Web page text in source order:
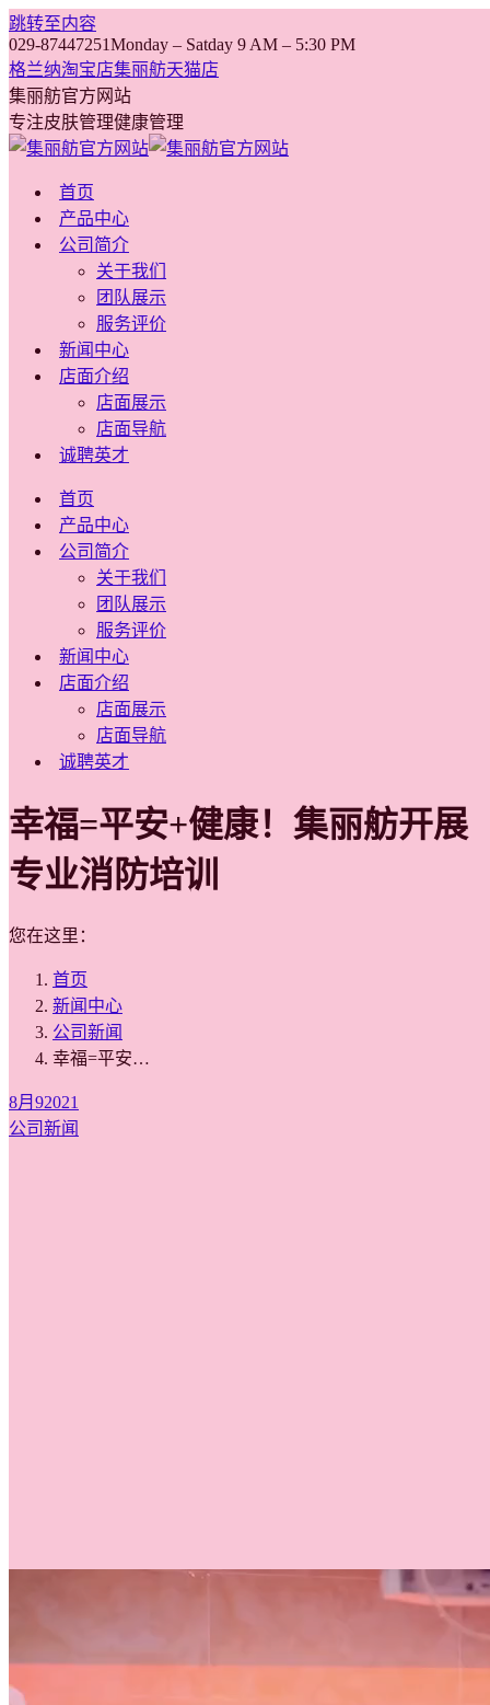
跳转至内容
029-87447251Monday – Satday 9 AM – 5:30 PM
格兰纳淘宝店集丽舫天猫店
集丽舫官方网站
专注皮肤管理健康管理
首页
产品中心
公司简介
关于我们
团队展示
服务评价
新闻中心
店面介绍
店面展示
店面导航
诚聘英才
首页
产品中心
公司简介
关于我们
团队展示
服务评价
新闻中心
店面介绍
店面展示
店面导航
诚聘英才
幸福=平安+健康！集丽舫开展
专业消防培训
您在这里：
首页
新闻中心
公司新闻
幸福=平安…
8月 92021
公司新闻